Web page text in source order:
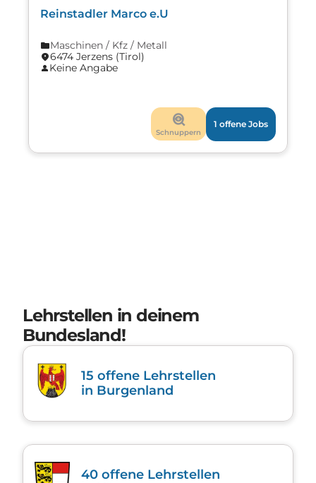
Reinstadler Marco e.U
folderMaschinen / Kfz / Metall
location_on6474 Jerzens (Tirol)
personKeine Angabe
mystery
Schnuppern
1 offene Jobs
Lehrstellen in deinem
Bundesland!
15 offene Lehrstellen
in Burgen­land
40 offene Lehrstellen